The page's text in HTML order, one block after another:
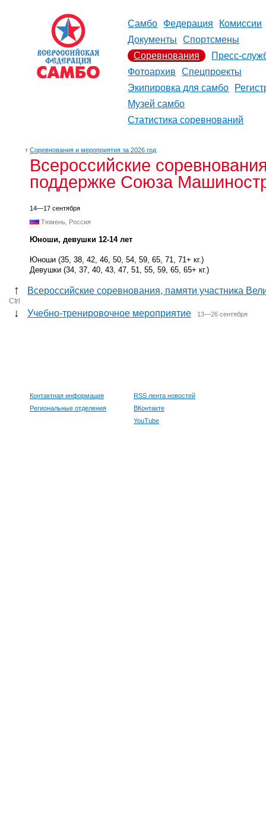
Самбо Федерация
Комиссии
Документы
Спортсмены
Соревнования
Пресс-
Фотоархив
Спецпроекты
Экипировка для самбо
Музей самбо
Статистика соревнований
↑ Соревнования и мероприятия за 2026 год
Всероссийские
поддержке Союза
14—17 сентября
Тюмень, Россия
Юноши, девушки 12-14 лет
Юноши (35, 38, 42, 46, 50, 54, 59, 65, 71, 71+ кг.)
Девушки (34, 37, 40, 43, 47, 51, 55, 59, 65, 65+ кг.)
↑ Всероссийские соревнования, памяти участника
Ctrl
↓ Учебно-тренировочное мероприятие 13—26 сентября
Контактная информация
Региональные отделения
RSS лента новостей
ВКонтакте
YouTube